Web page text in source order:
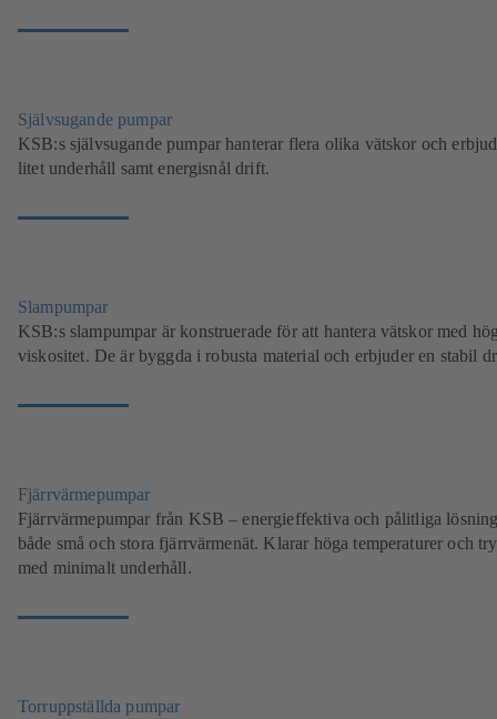
Självsugande pumpar
KSB:s självsugande pumpar hanterar flera olika vätskor och
litet underhåll samt energisnål drift.
Slampumpar
KSB:s slampumpar är konstruerade för att hantera vätskor med
viskositet. De är byggda i robusta material och erbjuder en stabil
Fjärrvärmepumpar
Fjärrvärmepumpar från KSB – energieffektiva och pålitliga
både små och stora fjärrvärmenät. Klarar höga temperaturer och
med minimalt underhåll.
Torruppställda pumpar